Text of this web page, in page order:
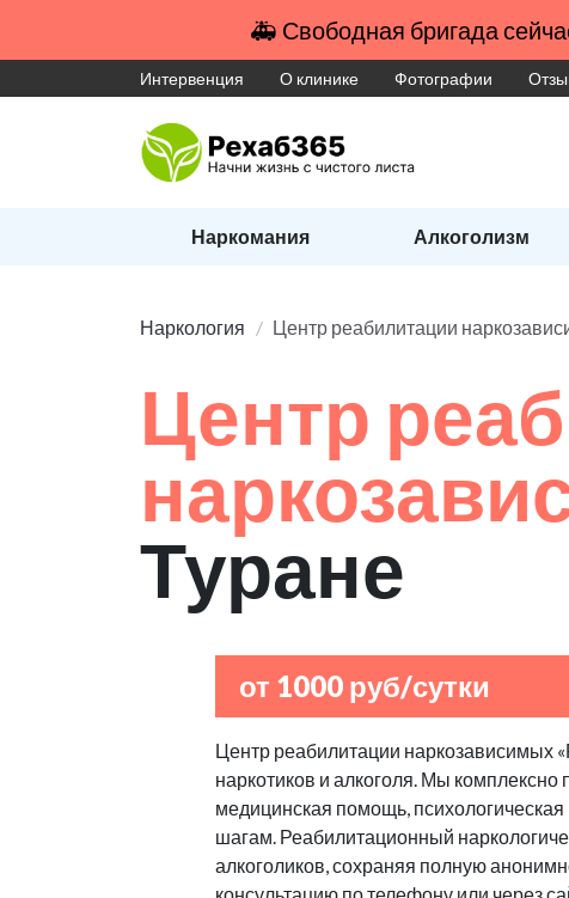
🚑 Свободная бригада
Интервенция О клинике Фотографии
Наркомания Алкоголизм
Наркология Центр реабилитации
Центр
Туране
от 1000 руб/сутки
Центр реабилитации наркозависимых
наркотиков и алкоголя. Мы
медицинская помощь,
шагам. Реабилитационный
алкоголиков, сохраняя полную